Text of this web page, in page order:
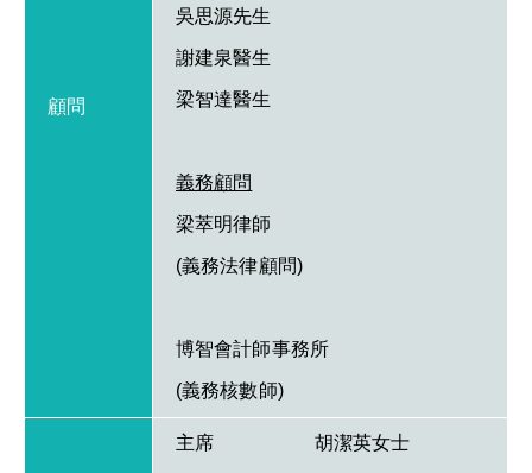
顧問
吳思源先生
謝建泉醫生
梁智達醫生
義務顧問
梁萃明律師
(義務法律顧問)
博智會計師事務所
(義務核數師)
主席 胡潔英女士